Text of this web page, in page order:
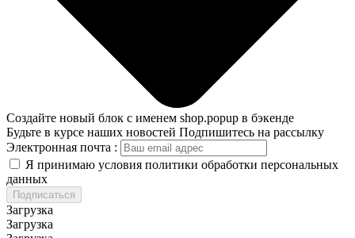
Создайте новый блок с именем shop.popup в бэкенде
Будьте в курсе наших новостей Подпишитесь на рассылку
Электронная почта :
Я принимаю условия политики обработки персональных
данных
Подписаться
Загрузка
Загрузка